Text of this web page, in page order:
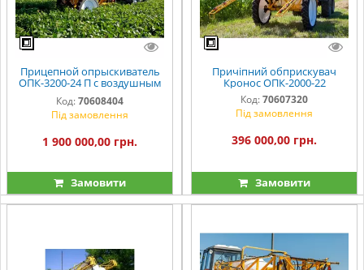
Прицепной опрыскиватель
ОПК-3200-24 П c воздушным
рукавом
Код:70608404
Під замовлення
1 900 000,00 грн.
Замовити
Причіпний обприскувач
Кронос ОПК-2000-22
Код:70607320
Під замовлення
396 000,00 грн.
Замовити